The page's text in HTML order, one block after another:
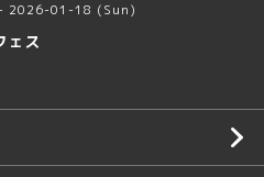
2026-01-18 (Sun)
ェス